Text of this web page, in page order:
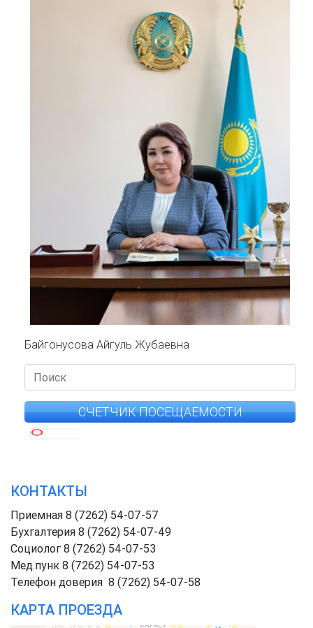
Байгонусова Айгуль Жубаевна
СЧЕТЧИК ПОСЕЩАЕМОСТИ
КОНТАКТЫ
Приемная 8 (7262) 54-07-57
Бухгалтерия 8 (7262) 54-07-49
Социолог 8 (7262) 54-07-53
Мед.пунк 8 (7262) 54-07-53
Телефон доверия 8 (7262) 54-07-58
КАРТА ПРОЕЗДА